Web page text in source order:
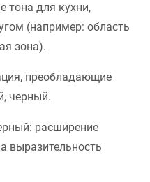
тона для кухни,
(например: область
зона).
преобладающие
черный.
расширение
выразительность